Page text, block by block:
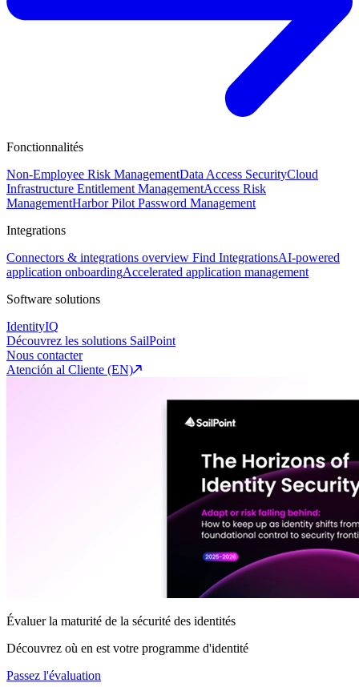
Fonctionnalités
Non-Employee Risk ManagementData Access SecurityCloud
Infrastructure Entitlement ManagementAccess Risk
ManagementHarbor Pilot Password Management
Integrations
Connectors & integrations overview Find IntegrationsAI-powered
application onboardingAccelerated application management
Software solutions
IdentityIQ
Découvrez les solutions SailPoint
Nous contacter
Atención al Cliente (EN)
Évaluer la maturité de la sécurité des identités
Découvrez où en est votre programme d'identité
Passez l'évaluation